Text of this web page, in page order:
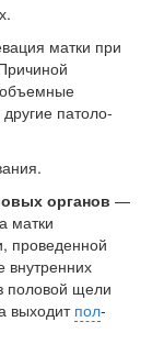
в
внесен в
Суть его
одного из
в
палате
мат­ки при
объемные
патоло­
орга­нов —
матки
проведенной
внутренних
половой щели
выходит пол­